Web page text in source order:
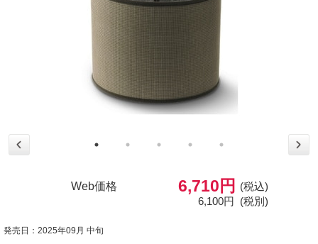
Web価格 6,710円
(税込)
6,100円 (税別)
発売日：2025年09月 中旬